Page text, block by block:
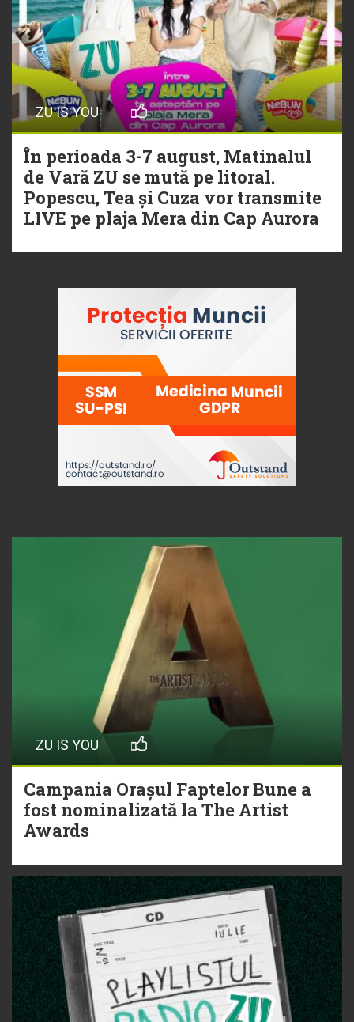
ZU IS YOU
În perioada 3-7 august, Matinalul
de Vară ZU se mută pe litoral.
Popescu, Tea și Cuza vor transmite
LIVE pe plaja Mera din Cap Aurora
ZU IS YOU
Campania Orașul Faptelor Bune a
fost nominalizată la The Artist
Awards